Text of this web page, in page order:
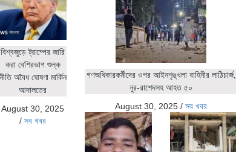
বিশ্বজুড়ে ট্রাম্পের জারি
করা বেশিরভাগ শুল্ক
নীতি অবৈধ ঘোষণা মার্কিন
আদালতের
August 30, 2025
/সব খবর
গণঅধিকারকর্মীদের ওপর আইনশৃঙ্খলা বাহিনীর লাঠিচার্জ,
নুর-রাশেদসহ আহত ৫০
August 30, 2025 /সব খবর